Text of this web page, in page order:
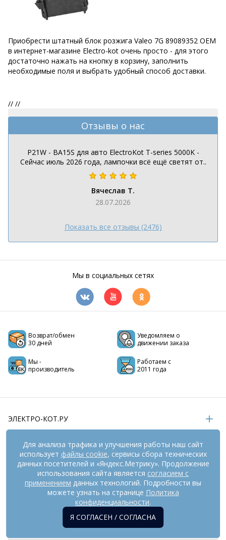
Приобрести штатный блок розжига Valeo 7G 89089352 OEM
в интернет-магазине Electro-kot очень просто - для этого
достаточно нажать на кнопку в корзину, заполнить
необходимые поля и выбрать удобный способ доставки.
// //
Отзывы о нас
P21W - BA15S для авто ElectroKot T-series 5000K -
Сейчас июль 2026 года, лампочки всё ещё светят от..
Вячеслав Т.
28.07.2026
Показать все отзывы (2476)
Мы в социальных сетях
Возврат/обмен
30 дней
Уведомляем о
движении заказа
Мы -
производитель
Работаем с
2011 года
ЭЛЕКТРО-КОТ.РУ
ИНФОРМАЦИЯ
РЕКВИЗИТЫ
На информационном ресурсе применяются
рекомендательные технологии (информационные технологии
предоставления информации на основе сбора,
систематизации и анализа сведений, относящихся к
предпочтениям пользователей сети «Интернет», находящихся
Для анализа трафика и улучшения работы наш сайт
использует файлы cookie, сервисы сбора технических
данных посетителей и «Яндекс.Метрику». Продолжение
использования сайта является согласием с
применением данных технологий. Подробности вы
можете узнать на странице Политика
конфиденциальности.
Я СОГЛАСЕН / СОГЛАСНА